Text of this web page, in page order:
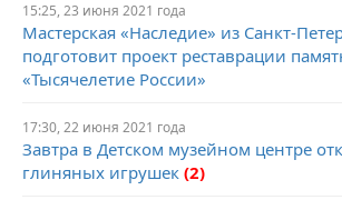
15:25, 23 июня 2021 года
Мастерская «Наследие» из Санкт-
подготовит проект реставрации
«Тысячелетие России»
17:30, 22 июня 2021 года
Завтра в Детском музейном центре
глиняных игрушек (2)